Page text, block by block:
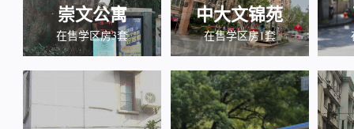
崇文公寓
在售学区房3套
中大文锦苑
在售学区房1套